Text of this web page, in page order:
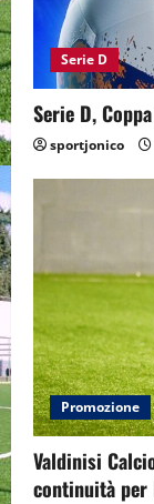
Serie D
Serie D,
sportjonico
Promozione
Valdinisi
continuità